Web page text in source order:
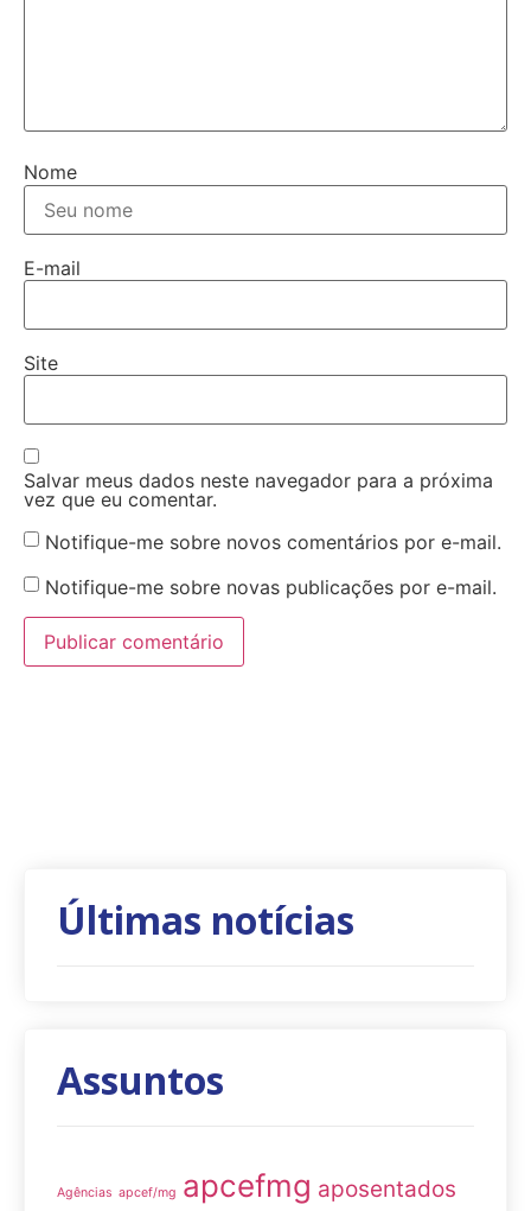
Nome
E-mail
Site
Salvar meus dados neste navegador para a próxima
vez que eu comentar.
Notifique-me sobre novos comentários por e-mail.
Notifique-me sobre novas publicações por e-mail.
Últimas notícias
Assuntos
Agências apcef/mg apcefmg aposentados